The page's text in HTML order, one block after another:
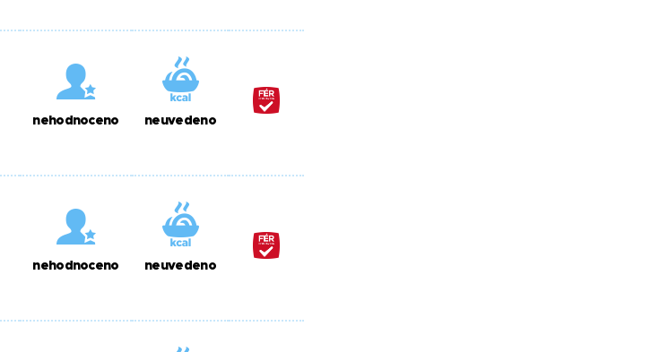
nehodnoceno neuvedeno
nehodnoceno neuvedeno